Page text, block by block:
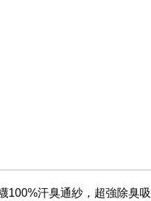
100%汗臭通紗，超強除臭吸